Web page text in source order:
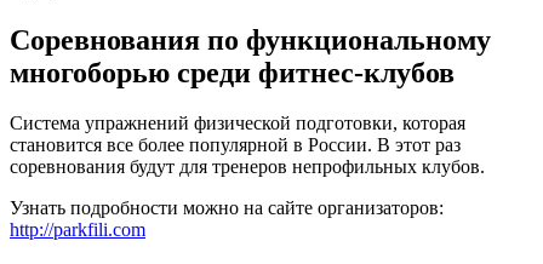
Соревнования по функциональному
многоборью среди фитнес-клубов
Система упражнений физической подготовки, которая
становится все более популярной в России. В этот раз
соревнования будут для тренеров непрофильных клубов.
Узнать подробности можно на сайте организаторов:
http://parkfili.com